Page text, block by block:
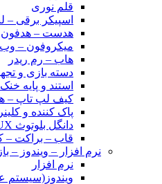
قلم نوری
اسپیکر برقی –
هدست – هدفون
میکروفون –
هاب – رم ریدر
دسته بازی و
استند و پایه
کیف لپ تاپ –
پاک کننده و
دانگل بلوتوث USB – AUX
قاب – براکت –
نرم افزار – ویندوز –
نرم افزار
ویندوز(سیستم